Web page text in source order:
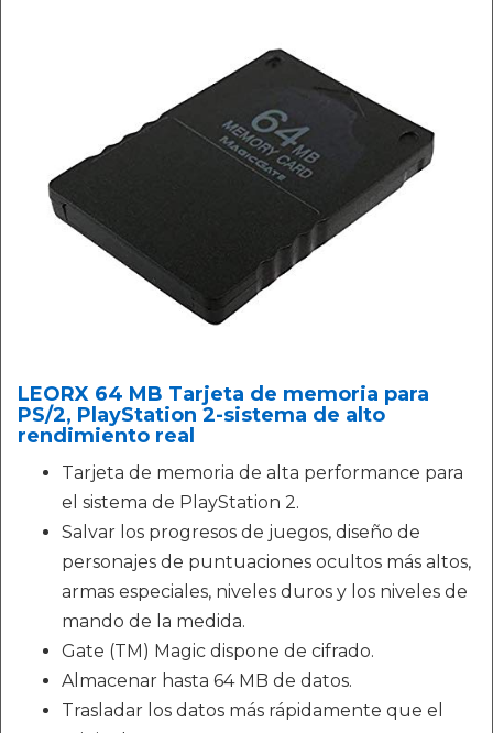
LEORX 64 MB Tarjeta de memoria para
PS/2, PlayStation 2-sistema de alto
rendimiento real
Tarjeta de memoria de alta performance para
el sistema de PlayStation 2.
Salvar los progresos de juegos, diseño de
personajes de puntuaciones ocultos más altos,
armas especiales, niveles duros y los niveles de
mando de la medida.
Gate (TM) Magic dispone de cifrado.
Almacenar hasta 64 MB de datos.
Trasladar los datos más rápidamente que el